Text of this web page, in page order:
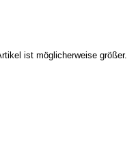
ist möglicherweise größer.